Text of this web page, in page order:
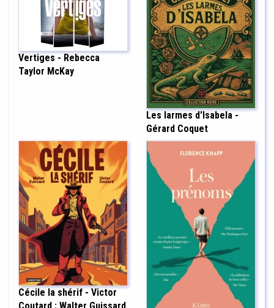
Vertiges - Rebecca
Taylor McKay
Les larmes d'Isabela -
Gérard Coquet
Cécile la shérif - Victor